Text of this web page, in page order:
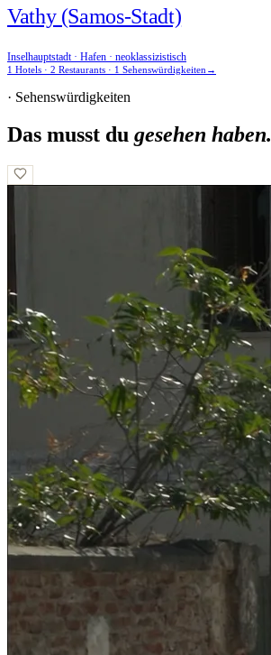
Vathy (Samos-Stadt)
Inselhauptstadt · Hafen · neoklassizistisch
1 Hotels · 2 Restaurants · 1 Sehenswürdigkeiten →
· Sehenswürdigkeiten
Das musst du gesehen haben.